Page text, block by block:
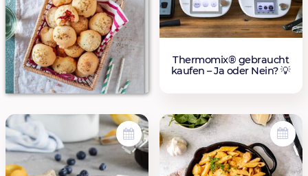
Thermomix® gebraucht
kaufen – Ja oder Nein? 💡